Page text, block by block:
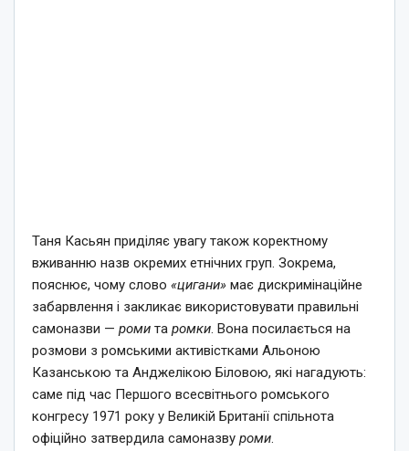
Таня Касьян приділяє увагу також коректному
вживанню назв окремих етнічних груп. Зокрема,
пояснює, чому слово «цигани» має дискримінаційне
забарвлення і закликає використовувати правильні
самоназви — роми та ромки. Вона посилається на
розмови з ромськими активістками Альоною
Казанською та Анджелікою Біловою, які нагадують:
саме під час Першого всесвітнього ромського
конгресу 1971 року у Великій Британії спільнота
офіційно затвердила самоназву роми.